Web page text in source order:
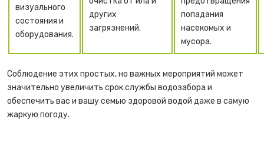
визуального
состояния и
оборудования.
других
загрязнений.
попадания
насекомых и
мусора.
Соблюдение этих простых, но важных мероприятий может
значительно увеличить срок службы водозабора и
обеспечить вас и вашу семью здоровой водой даже в самую
жаркую погоду.